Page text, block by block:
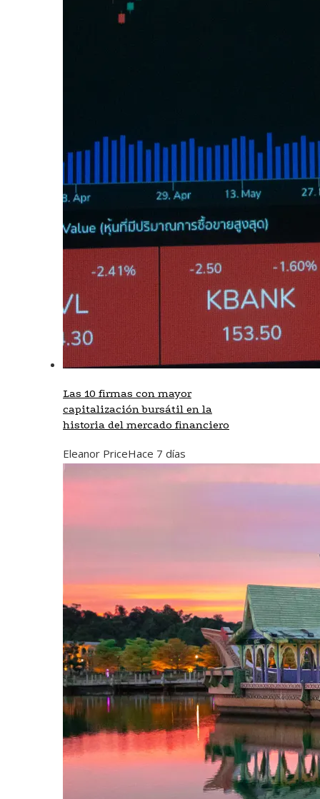
Las 10 firmas con mayor
capitalización bursátil en la
historia del mercado financiero
Eleanor PriceHace 7 días